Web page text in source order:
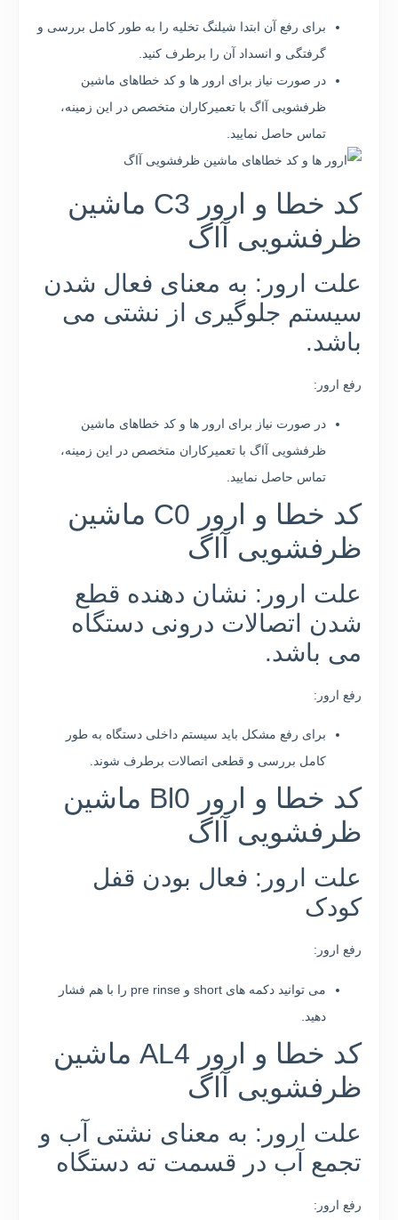
برای رفع آن ابتدا شیلنگ تخلیه را به طور کامل بررسی و
گرفتگی و انسداد آن را برطرف کنید.
در صورت نیاز برای ارور ها و کد خطاهای ماشین
ظرفشویی آاگ با تعمیرکاران متخصص در این زمینه،
تماس حاصل نمایید.
کد خطا و ارور C3 ماشین
ظرفشویی آاگ
علت ارور: به معنای فعال شدن
سیستم جلوگیری از نشتی می
باشد.
رفع ارور:
در صورت نیاز برای ارور ها و کد خطاهای ماشین
ظرفشویی آاگ با تعمیرکاران متخصص در این زمینه،
تماس حاصل نمایید.
کد خطا و ارور C0 ماشین
ظرفشویی آاگ
علت ارور: نشان دهنده قطع
شدن اتصالات درونی دستگاه
می باشد.
رفع ارور:
برای رفع مشکل باید سیستم داخلی دستگاه به طور
کامل بررسی و قطعی اتصالات برطرف شوند.
کد خطا و ارور Bl0 ماشین
ظرفشویی آاگ
علت ارور: فعال بودن قفل
کودک
رفع ارور:
می توانید دکمه های short و pre rinse را با هم فشار
دهید.
کد خطا و ارور AL4 ماشین
ظرفشویی آاگ
علت ارور: به معنای نشتی آب و
تجمع آب در قسمت ته دستگاه
رفع ارور: